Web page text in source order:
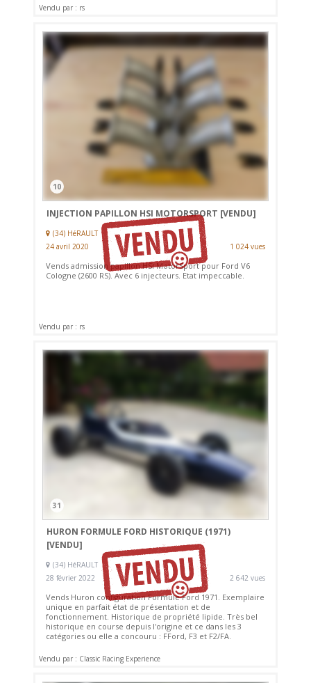
Vendu par : rs
10
INJECTION PAPILLON HSI MOTORSPORT [VENDU]
(34) HéRAULT
24 avril 2020
1 024 vues
Vends admission papillon HSI MotorSport pour Ford V6
Cologne (2600 RS). Avec 6 injecteurs. Etat impeccable.
Vendu par : rs
31
HURON FORMULE FORD HISTORIQUE (1971)
[VENDU]
(34) HéRAULT
28 février 2022
2 642 vues
Vends Huron configuration Formule Ford 1971. Exemplaire
unique en parfait état de présentation et de
fonctionnement. Historique de propriété lipide. Très bel
historique en course depuis l'origine et ce dans les 3
catégories ou elle a concouru : FFord, F3 et F2/FA.
Vendu par : Classic Racing Experience